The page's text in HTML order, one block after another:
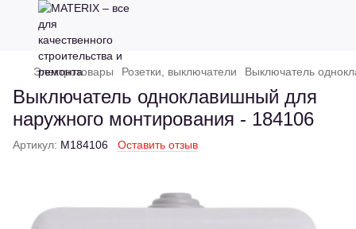
Электротовары Розетки, выключатели Выключатель
Выключатель одноклавишный для
наружного монтирования - 184106
Артикул: M184106 Оставить отзыв